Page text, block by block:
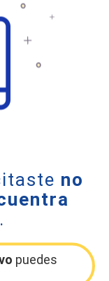
no
.
puedes